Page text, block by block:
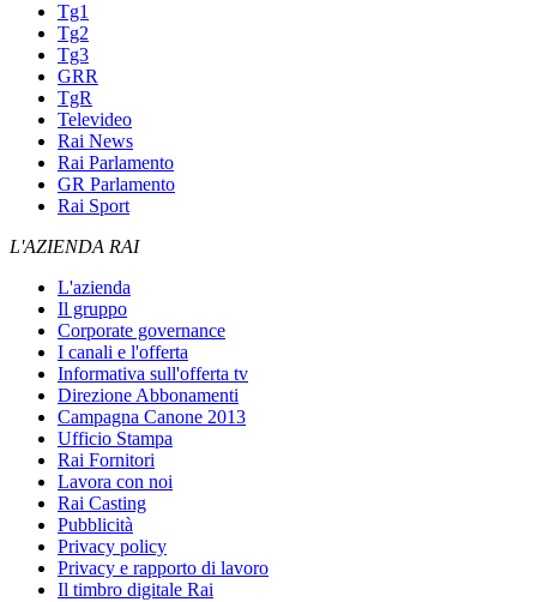
Tg1
Tg2
Tg3
GRR
TgR
Televideo
Rai News
Rai Parlamento
GR Parlamento
Rai Sport
L'AZIENDA RAI
L'azienda
Il gruppo
Corporate governance
I canali e l'offerta
Informativa sull'offerta tv
Direzione Abbonamenti
Campagna Canone 2013
Ufficio Stampa
Rai Fornitori
Lavora con noi
Rai Casting
Pubblicità
Privacy policy
Privacy e rapporto di lavoro
Il timbro digitale Rai